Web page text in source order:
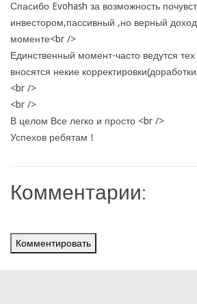
Спасибо Evohash за возможность
инвестором,пассивный ,но верный
моменте<br />
Единственный момент-часто ведутся
вносятся некие
<br />
<br />
В целом Все легко и просто <br />
Успехов ребятам !
Комментарии:
Комментировать